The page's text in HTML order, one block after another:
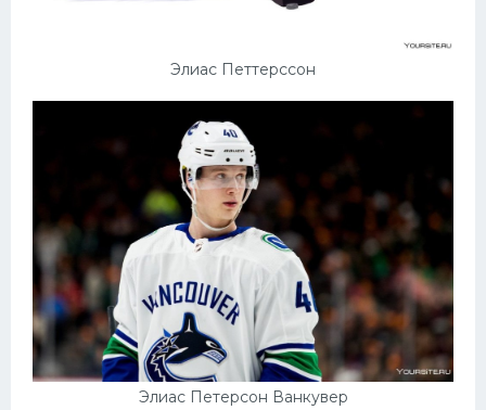
Элиас Петтерссон
Элиас Петерсон Ванкувер